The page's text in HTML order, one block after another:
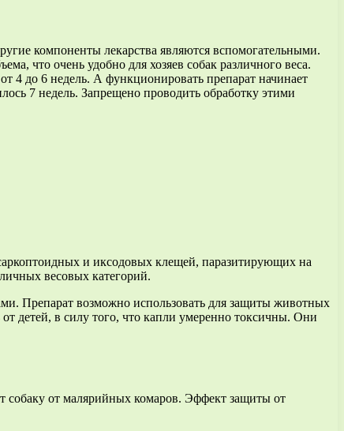
компоненты лекарства являются вспомогательными.
что очень удобно для хозяев собак различного веса.
4 до 6 недель. А функционировать препарат начинает
7 недель. Запрещено проводить обработку этими
и иксодовых клещей, паразитирующих на
весовых категорий.
Препарат возможно использовать для защиты животных
детей, в силу того, что капли умеренно токсичны. Они
собаку от малярийных комаров. Эффект защиты от